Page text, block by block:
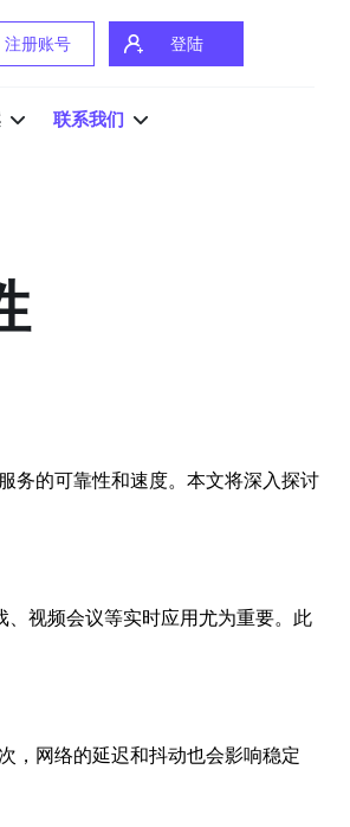
注册账号 登陆
联系我们
务的可靠性和速度。本文将深入探讨
视频会议等实时应用尤为重要。此
，网络的延迟和抖动也会影响稳定